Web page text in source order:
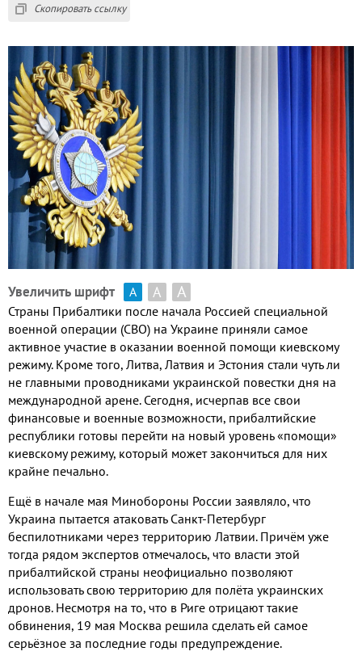
Скопировать ссылку
Увеличить шрифт А А А
Страны Прибалтики после начала Россией специальной
военной операции (СВО) на Украине приняли самое
активное участие в оказании военной помощи киевскому
режиму. Кроме того, Литва, Латвия и Эстония стали чуть ли
не главными проводниками украинской повестки дня на
международной арене. Сегодня, исчерпав все свои
финансовые и военные возможности, прибалтийские
республики готовы перейти на новый уровень «помощи»
киевскому режиму, который может закончиться для них
крайне печально.
Ещё в начале мая Минобороны России заявляло, что
Украина пытается атаковать Санкт-Петербург
беспилотниками через территорию Латвии. Причём уже
тогда рядом экспертов отмечалось, что власти этой
прибалтийской страны неофициально позволяют
использовать свою территорию для полёта украинских
дронов. Несмотря на то, что в Риге отрицают такие
обвинения, 19 мая Москва решила сделать ей самое
серьёзное за последние годы предупреждение.